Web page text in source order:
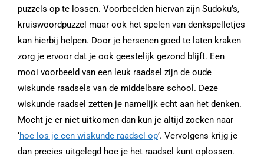
puzzels op te lossen. Voorbeelden hiervan zijn Sudoku’s,
kruiswoordpuzzel maar ook het spelen van denkspelletjes
kan hierbij helpen. Door je hersenen goed te laten kraken
zorg je ervoor dat je ook geestelijk gezond blijft. Een
mooi voorbeeld van een leuk raadsel zijn de oude
wiskunde raadsels van de middelbare school. Deze
wiskunde raadsel zetten je namelijk echt aan het denken.
Mocht je er niet uitkomen dan kun je altijd zoeken naar
‘hoe los je een wiskunde raadsel op’. Vervolgens krijg je
dan precies uitgelegd hoe je het raadsel kunt oplossen.